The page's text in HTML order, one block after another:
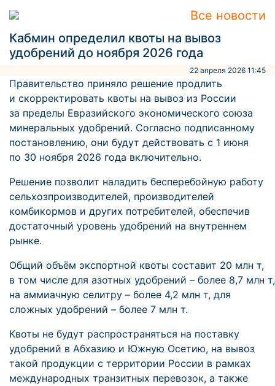
Все новости
Кабмин определил квоты на вывоз
удобрений до ноября 2026 года
22 апреля 2026 11:45
Правительство приняло решение продлить
и скорректировать квоты на вывоз из России
за пределы Евразийского экономического союза
минеральных удобрений. Согласно подписанному
постановлению, они будут действовать с 1 июня
по 30 ноября 2026 года включительно.
Решение позволит наладить бесперебойную работу
сельхозпроизводителей, производителей
комбикормов и других потребителей, обеспечив
достаточный уровень удобрений на внутреннем
рынке.
Общий объём экспортной квоты составит 20 млн т,
в том числе для азотных удобрений – более 8,7 млн т,
на аммиачную селитру – более 4,2 млн т, для
сложных удобрений – более 7 млн т.
Квоты не будут распространяться на поставку
удобрений в Абхазию и Южную Осетию, на вывоз
такой продукции с территории России в рамках
международных транзитных перевозок, а также